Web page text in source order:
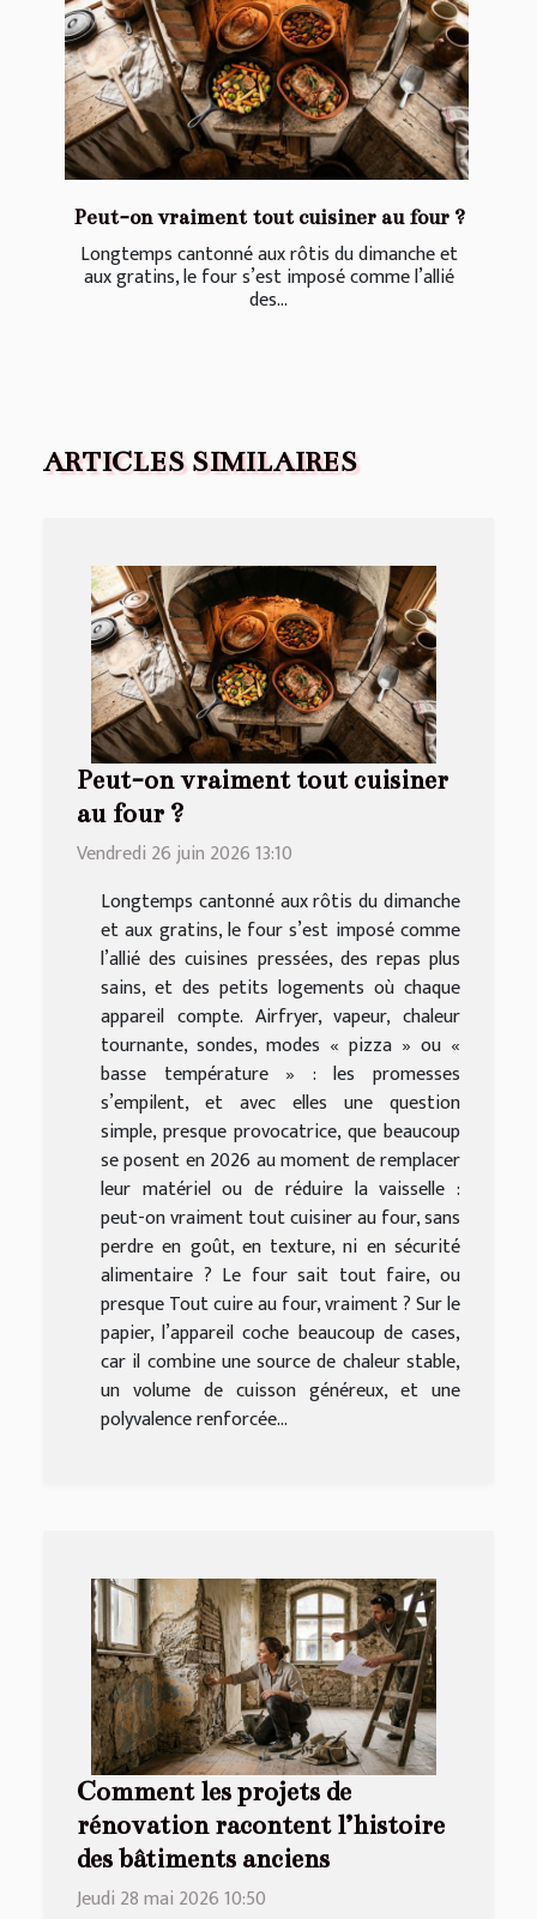
Peut-on vraiment tout cuisiner au four ?
Longtemps cantonné aux rôtis du dimanche et
aux gratins, le four s’est imposé comme l’allié
des...
ARTICLES SIMILAIRES
Peut-on vraiment tout cuisiner
au four ?
Vendredi 26 juin 2026 13:10
Longtemps cantonné aux rôtis du dimanche
et aux gratins, le four s’est imposé comme
l’allié des cuisines pressées, des repas plus
sains, et des petits logements où chaque
appareil compte. Airfryer, vapeur, chaleur
tournante, sondes, modes « pizza » ou «
basse température » : les promesses
s’empilent, et avec elles une question
simple, presque provocatrice, que beaucoup
se posent en 2026 au moment de remplacer
leur matériel ou de réduire la vaisselle :
peut-on vraiment tout cuisiner au four, sans
perdre en goût, en texture, ni en sécurité
alimentaire ? Le four sait tout faire, ou
presque Tout cuire au four, vraiment ? Sur le
papier, l’appareil coche beaucoup de cases,
car il combine une source de chaleur stable,
un volume de cuisson généreux, et une
polyvalence renforcée...
Comment les projets de
rénovation racontent l’histoire
des bâtiments anciens
Jeudi 28 mai 2026 10:50